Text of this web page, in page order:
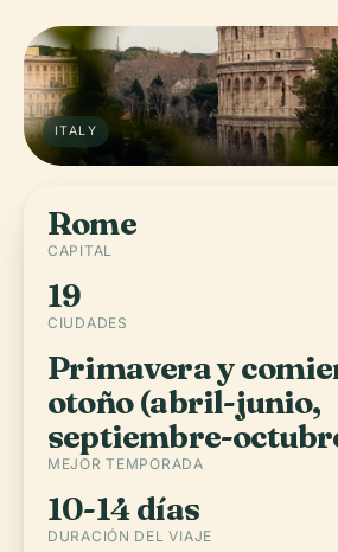
ITALY
Rome
CAPITAL
19
CIUDADES
Primavera y
otoño (abril-junio,
septiembre-
MEJOR TEMPORADA
10-14 días
DURACIÓN DEL VIAJE